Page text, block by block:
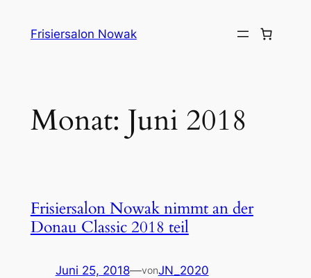
InhaltFrisiersalon Nowak
Monat: Juni 2018
Frisiersalon Nowak nimmt an der
Donau Classic 2018 teil
Juni 25, 2018—vonJN_2020